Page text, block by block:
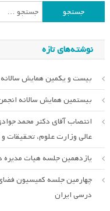
جستجو
برای:
نوشته‌های تازه
بیست و یکمین همایش سالانه
بیستمین همایش سالانه
انتصاب آقای دکتر محمد
عالی وزارت علوم، تحقیقات و
یازدهمین جلسه هیات مدیره
چهارمین جلسه کمیسیون
درسی ایران